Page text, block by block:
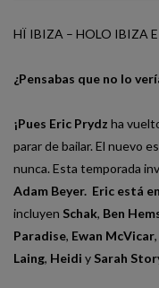
HÏ IBIZA – HOLO IBIZA
¿Pensabas que no lo
¡Pues Eric Prydz ha
parar de bailar. El nuevo
nunca. Esta temporada
Adam Beyer. Eric está
incluyen Schak, Ben
Paradise, Ewan McVicar,
Laing, Heidi y Sarah